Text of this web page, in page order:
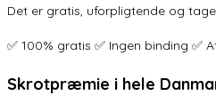
Det er gratis, uforpligtende og
✅ 100% gratis ✅ Ingen binding ✅
Skrotpræmie i hele